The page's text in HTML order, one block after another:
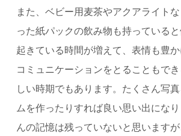
また、ベビー用麦茶やアクアライト
った紙パックの飲み物も持っていると
起きている時間が増えて、表情も豊
コミュニケーションをとることもで
しい時期でもあります。たくさん写
ムを作ったりすれば良い思い出にな
んの記憶は残っていないと思います